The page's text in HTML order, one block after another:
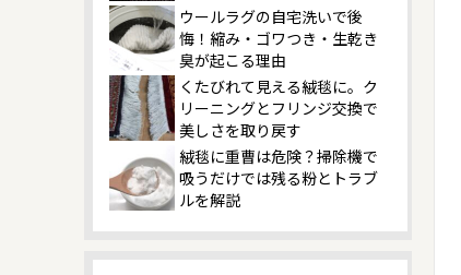
ウールラグの自宅洗いで後
悔！縮み・ゴワつき・生乾き
臭が起こる理由
くたびれて見える絨毯に。ク
リーニングとフリンジ交換で
美しさを取り戻す
絨毯に重曹は危険？掃除機で
吸うだけでは残る粉とトラブ
ルを解説